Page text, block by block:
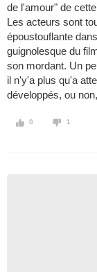
de l'amour" de
Les acteurs sont
époustouflante
guignolesque du
son mordant. Un
il n'y'a plus qu'a
développés, ou
0 1